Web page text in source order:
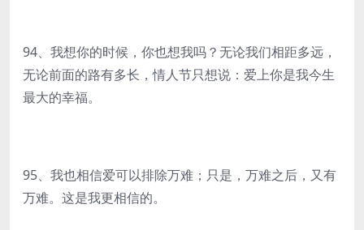
94、我想你的时候，你也想我吗？无论我们相距多远，
无论前面的路有多长，情人节只想说：爱上你是我今生
最大的幸福。
95、我也相信爱可以排除万难；只是，万难之后，又有
万难。这是我更相信的。